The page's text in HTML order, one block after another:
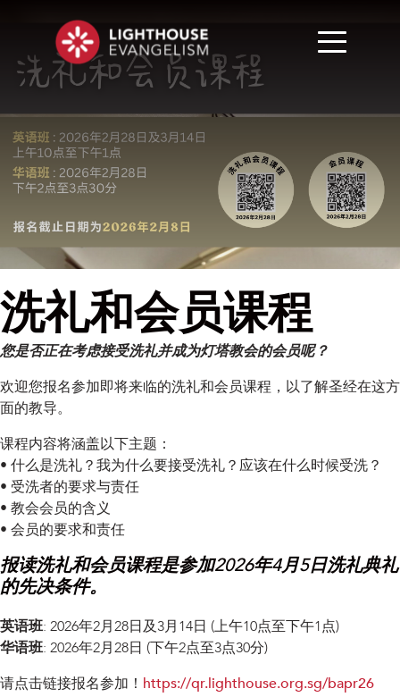
洗礼和会员课程
您是否正在考虑接受洗礼并成为灯塔教会的会员呢？
欢迎您报名参加即将来临的洗礼和会员课程，以了解圣经在这方
面的教导。
课程内容将涵盖以下主题：
• 什么是洗礼？我为什么要接受洗礼？应该在什么时候受洗？
• 受洗者的要求与责任
• 教会会员的含义
• 会员的要求和责任
报读洗礼和会员课程是参加2026年4月5日洗礼典礼
的先决条件。
英语班: 2026年2月28日及3月14日 (上午10点至下午1点)
华语班: 2026年2月28日 (下午2点至3点30分)
请点击链接报名参加！ https://qr.lighthouse.org.sg/bapr26